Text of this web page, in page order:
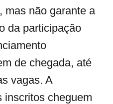
mas não garante a
da participação
de chegada, até
vagas. A
inscritos cheguem